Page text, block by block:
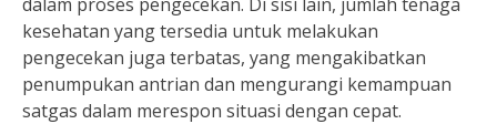
kesehatan yang tersedia untuk melakukan
pengecekan juga terbatas, yang mengakibatkan
penumpukan antrian dan mengurangi kemampuan
satgas dalam merespon situasi dengan cepat.